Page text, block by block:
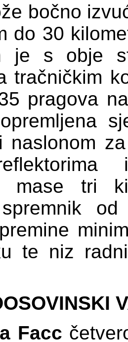
bočno
do 30
je s obje
tračničkim
pragova
naslonom
mase tri
te niz
Facc